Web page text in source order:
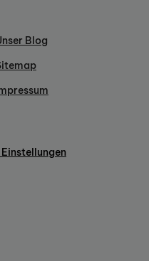
Blog